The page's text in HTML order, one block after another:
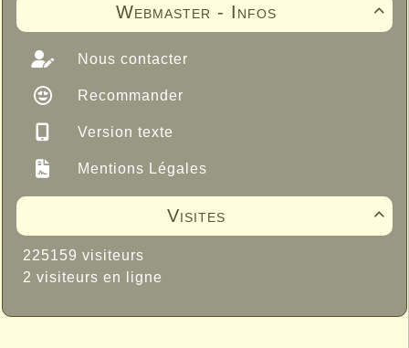

Webmaster - Infos
Nous contacter
Recommander
Version texte
Mentions Légales

Visites
225159 visiteurs
2 visiteurs en ligne